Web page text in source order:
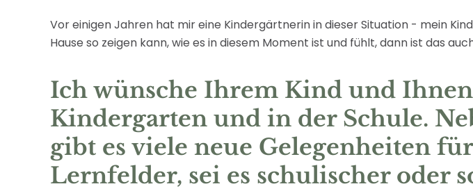
Vor einigen Jahren hat mir eine Kindergärtnerin in dieser Situation - mein
Hause so zeigen kann, wie es in diesem Moment ist und fühlt, dann ist das
Ich wünsche Ihrem Kind und
Kindergarten und in der Schule.
gibt es viele neue Gelegenheiten
Lernfelder, sei es schulischer oder